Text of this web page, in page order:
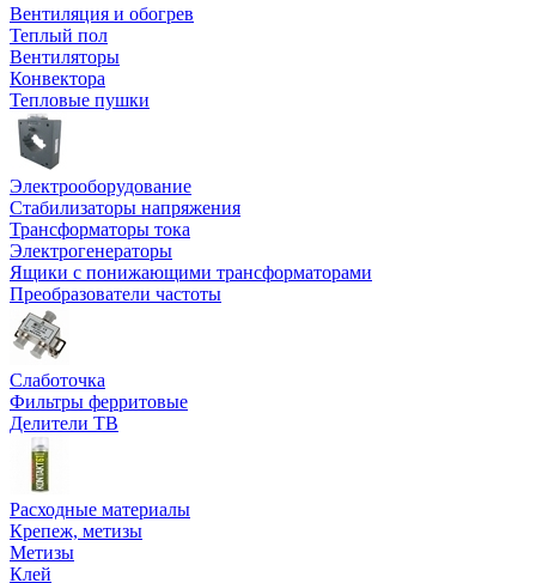
Вентиляция и обогрев
Теплый пол
Вентиляторы
Конвектора
Тепловые пушки
Электрооборудование
Стабилизаторы напряжения
Трансформаторы тока
Электрогенераторы
Ящики с понижающими трансформаторами
Преобразователи частоты
Слаботочка
Фильтры ферритовые
Делители ТВ
Расходные материалы
Крепеж, метизы
Метизы
Клей